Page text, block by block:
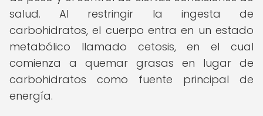
salud. Al restringir la ingesta de
carbohidratos, el cuerpo entra en un estado
metabólico llamado cetosis, en el cual
comienza a quemar grasas en lugar de
carbohidratos como fuente principal de
energía.